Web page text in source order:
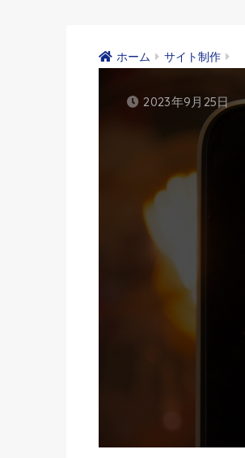
ホーム サイト制作
2023年9月25日